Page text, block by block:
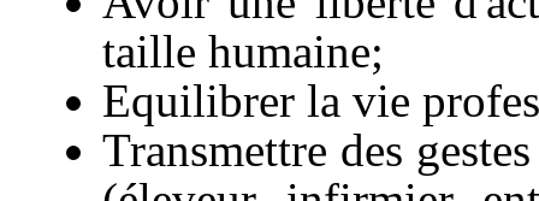
taille humaine;
Equilibrer la vie
Transmettre des